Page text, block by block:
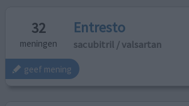
32
meningen
Entresto
sacubitril / ​valsartan
geef mening